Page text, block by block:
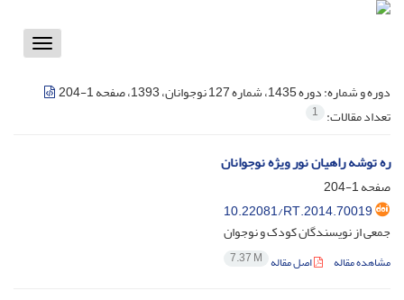
Toggle
دوره و شماره:دوره 1435، شماره 127 نوجوانان، 1393، صفحه 1-204
تعداد مقالات: 1
ره توشه راهیان نور ویژه نوجوانان
صفحه1-204
10.22081/RT.2014.70019
جمعی از نویسندگان کودک و نوجوان
مشاهده مقاله اصل مقاله 7.37 M